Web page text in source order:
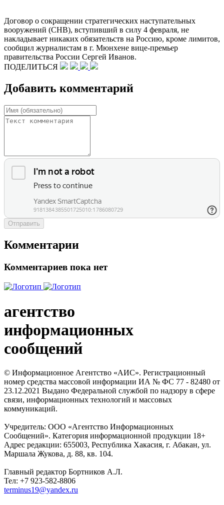
Договор о сокращении стратегических наступательных
вооружений (СНВ), вступивший в силу 4 февраля, не
накладывает никаких обязательств на Россию, кроме лимитов,
сообщил журналистам в г. Мюнхене вице-премьер
правительства России Сергей Иванов.
ПОДЕЛИТЬСЯ
Добавить комментарий
Отправить
Комментарии
Комментариев пока нет
агентство
информационных
сообщений
© Информационное Агентство «АИС». Регистрационный
номер средства массовой информации ИА № ФС 77 - 82480 от
23.12.2021 Выдано Федеральной службой по надзору в сфере
связи, информационных технологий и массовых
коммуникаций.
Учредитель: ООО «Агентство Информационных
Сообщений». Категория информационной продукции 18+
Адрес редакции: 655003, Республика Хакасия, г. Абакан, ул.
Маршала Жукова, д. 88, кв. 104.
Главный редактор Бортников А.Л.
Тел: +7 923-582-8806
terminus19@yandex.ru